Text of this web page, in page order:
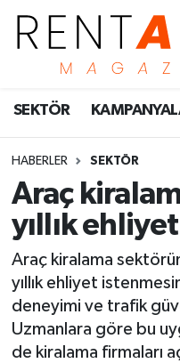
SEKTÖR
HABERLER SEKTÖR
Araç
yıllık
Araç kiralama
yıllık ehliyet
deneyimi ve trafik
Uzmanlara göre bu
de kiralama firmaları
İstanbul Nöbetçi
İstanbul Hava
İstanbul Namaz
İstanbul Trafik
Tüm Manşetler
Son Dakika